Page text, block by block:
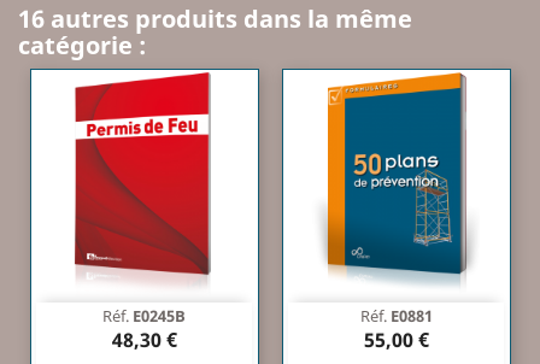
16 autres produits dans la même
catégorie :
Réf. E0245B
48,30 €
Réf. E0881
55,00 €